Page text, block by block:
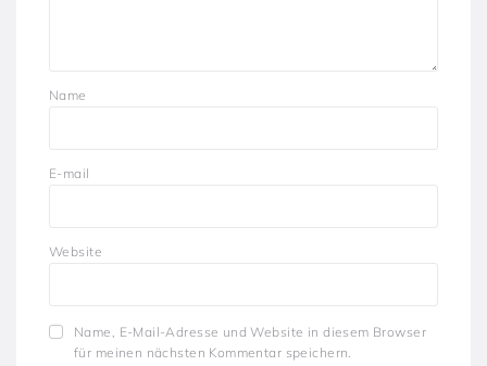
Name
E-mail
Website
Name, E-Mail-Adresse und Website in diesem Browser
für meinen nächsten Kommentar speichern.